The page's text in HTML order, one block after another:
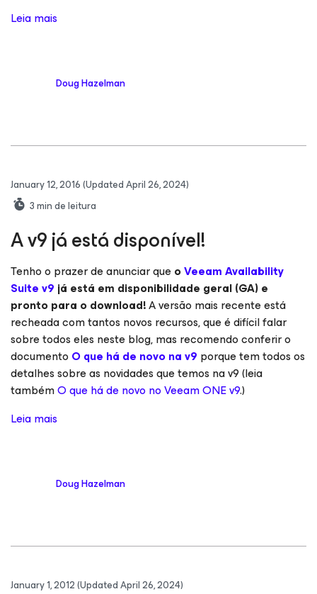
Leia mais
Doug Hazelman
January 12, 2016(Updated April 26, 2024)
3min de leitura
A v9 já está disponível!
Tenho o prazer de anunciar que oVeeam Availability
Suite v9 já está em disponibilidade geral (GA) e
pronto para o download!A versão mais recente está
recheada com tantos novos recursos, que é difícil falar
sobre todos eles neste blog, mas recomendo conferir o
documento O que há de novo na v9 porque tem todos os
detalhes sobre as novidades que temos na v9 (leia
tambémO que há de novo no Veeam ONE v9.)
Leia mais
Doug Hazelman
January 1, 2012(Updated April 26, 2024)